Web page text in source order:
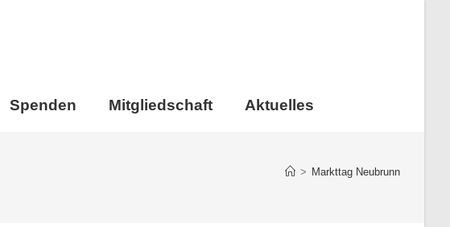
Spenden Mitgliedschaft Aktuelles
> Markttag Neubrunn